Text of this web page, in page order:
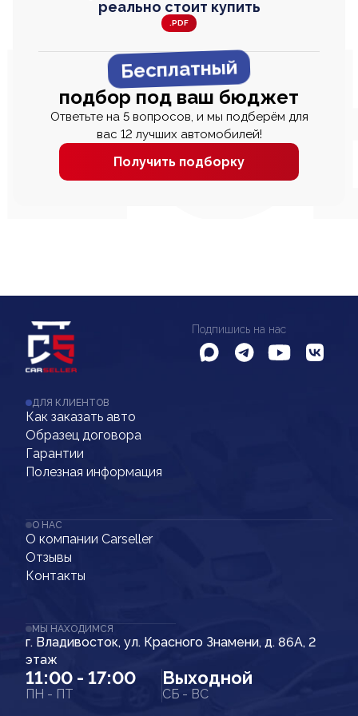
реально стоит купить
.PDF
Бесплатный
подбор под ваш бюджет
Ответьте на 5 вопросов, и мы подберём для
вас 12 лучших автомобилей!
Получить подборку
Подпишись на нас
ДЛЯ КЛИЕНТОВ
Как заказать авто
Образец договора
Гарантии
Полезная информация
О НАС
О компании Carseller
Отзывы
Контакты
МЫ НАХОДИМСЯ
г. Владивосток, ул. Красного Знамени, д. 86А, 2
этаж
11:00 - 17:00
ПН - ПТ
Выходной
СБ - ВС